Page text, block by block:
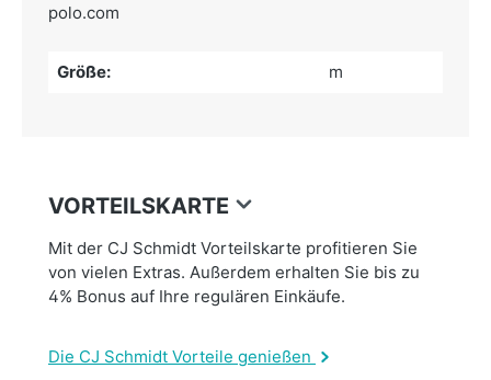
polo.com
Größe: m
VORTEILSKARTE
Mit der CJ Schmidt Vorteilskarte profitieren Sie
von vielen Extras. Außerdem erhalten Sie bis zu
4% Bonus auf Ihre regulären Einkäufe.
Die CJ Schmidt Vorteile genießen